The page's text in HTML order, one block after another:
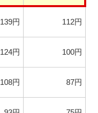
139円 112円
124円 100円
108円 87円